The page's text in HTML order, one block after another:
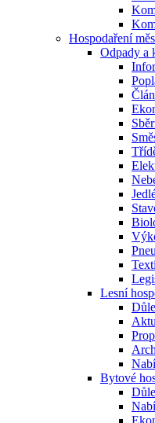
Hospodaření
Odpady a
Lesní
Bytové